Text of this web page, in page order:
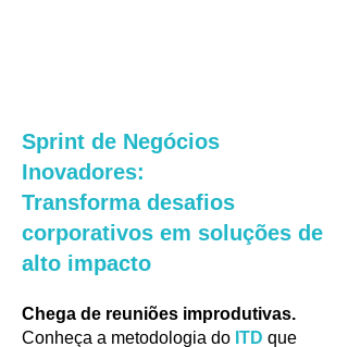
Sprint de Negócios
Inovadores:
Transforma desafios
corporativos em soluções de
alto impacto
Chega de reuniões improdutivas.
Conheça a metodologia do ITD que